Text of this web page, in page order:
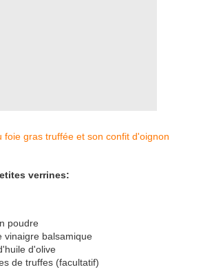
verrines:
poudre
vinaigre balsamique
d'olive
de truffes (facultatif)